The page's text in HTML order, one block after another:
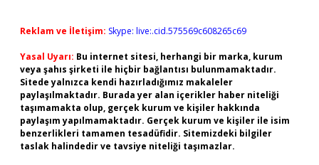
Reklam ve İletişim: Skype: live:.cid.575569c608265c69
Yasal Uyarı: Bu internet sitesi, herhangi bir marka, kurum
veya şahıs şirketi ile hiçbir bağlantısı bulunmamaktadır.
Sitede yalnızca kendi hazırladığımız makaleler
paylaşılmaktadır. Burada yer alan içerikler haber niteliği
taşımamakta olup, gerçek kurum ve kişiler hakkında
paylaşım yapılmamaktadır. Gerçek kurum ve kişiler ile isim
benzerlikleri tamamen tesadüfidir. Sitemizdeki bilgiler
taslak halindedir ve tavsiye niteliği taşımazlar.